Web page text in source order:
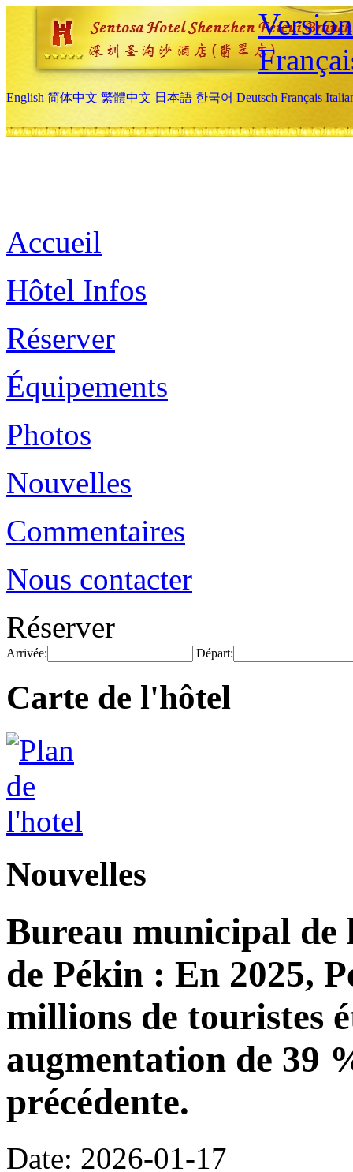
English 简体中文 繁體中文 日本語 한국어 Deutsch Français
Accueil
Hôtel Infos
Réserver
Équipements
Photos
Nouvelles
Commentaires
Nous contacter
Réserver
Arrivée: Départ:
Carte de l'hôtel
Nouvelles
Bureau municipal
de Pékin : En 2025,
millions de touristes
augmentation de 39
précédente.
Date: 2026-01-17